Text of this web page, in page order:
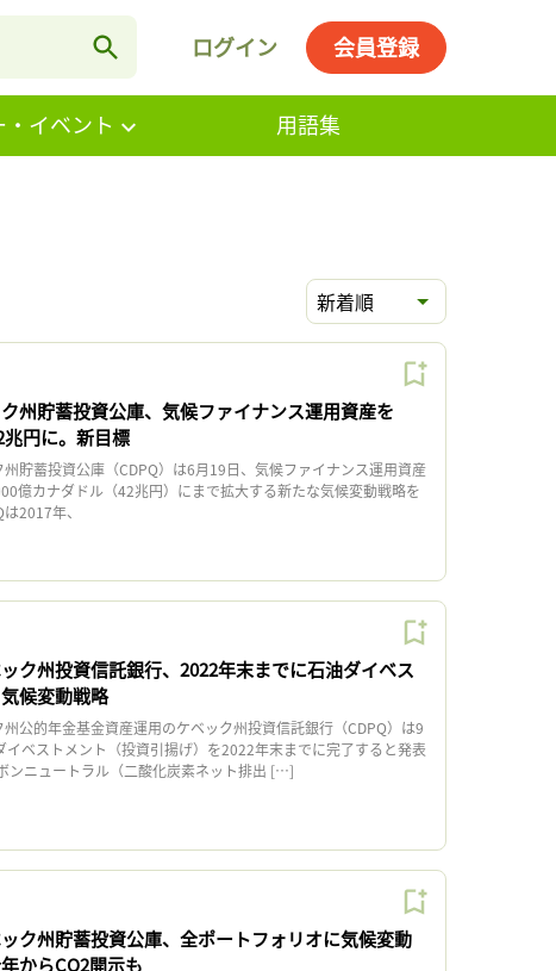
ログイン 会員登録
イベント 用語集
新着順
ク州貯蓄投資公庫、気候ファイナンス運用資産を
円に。新目標
貯蓄投資公庫（CDPQ）は6月19日、気候ファイナンス運用資産
億カナダドル（42兆円）にまで拡大する新たな気候変動戦略を
2017年、
ック州投資信託銀行、2022年末までに石油ダイベス
候変動戦略
公的年金基金資産運用のケベック州投資信託銀行（CDPQ）は9
イベストメント（投資引揚げ）を2022年末までに完了すると発表
ンニュートラル（二酸化炭素ネット排出 […]
ック州貯蓄投資公庫、全ポートフォリオに気候変動
からCO2開示も